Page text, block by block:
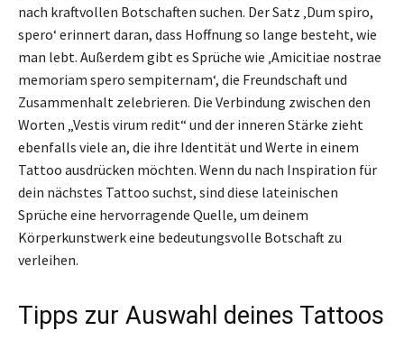
nach kraftvollen Botschaften suchen. Der Satz ‚Dum spiro,
spero‘ erinnert daran, dass Hoffnung so lange besteht, wie
man lebt. Außerdem gibt es Sprüche wie ‚Amicitiae nostrae
memoriam spero sempiternam‘, die Freundschaft und
Zusammenhalt zelebrieren. Die Verbindung zwischen den
Worten „Vestis virum redit“ und der inneren Stärke zieht
ebenfalls viele an, die ihre Identität und Werte in einem
Tattoo ausdrücken möchten. Wenn du nach Inspiration für
dein nächstes Tattoo suchst, sind diese lateinischen
Sprüche eine hervorragende Quelle, um deinem
Körperkunstwerk eine bedeutungsvolle Botschaft zu
verleihen.
Tipps zur Auswahl deines Tattoos